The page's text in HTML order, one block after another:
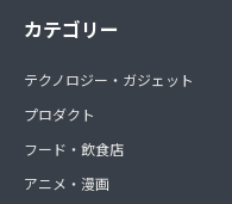
カテゴリー
テクノロジー・ガジェット
プロダクト
フード・飲食店
アニメ・漫画